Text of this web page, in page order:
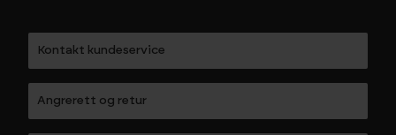
Kontakt kundeservice
Angrerett og retur